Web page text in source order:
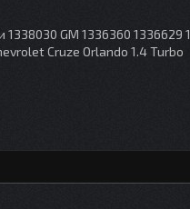
1338030 GM 1336360 1336629
Cruze Orlando 1.4 Turbo